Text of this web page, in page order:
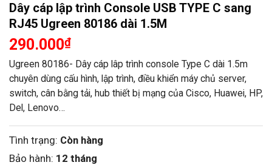
Dây cáp lập trình Console USB TYPE C sang
RJ45 Ugreen 80186 dài 1.5M
290.000₫
Ugreen 80186- Dây cáp lâp trình console Type C dài 1.5m
chuyên dùng cấu hình, lập trình, điều khiển máy chủ server,
switch, cân bằng tải, hub thiết bị mạng của Cisco, Huawei, HP,
Del, Lenovo…
Tình trạng: Còn hàng
Bảo hành: 12 tháng